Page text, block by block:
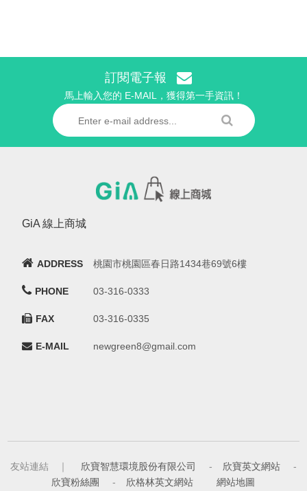
訂閱電子報
馬上輸入您的 E-MAIL，獲得第一手資訊！
GiA 線上商城
ADDRESS 桃園市桃園區春日路1434巷69號6樓
PHONE 03-316-0333
FAX 03-316-0335
E-MAIL newgreen8@gmail.com
友站連結 ｜ 欣寶智慧環境股份有限公司 - 欣寶英文網站
-
欣寶粉絲團
- 欣格林英文網站 網站地圖